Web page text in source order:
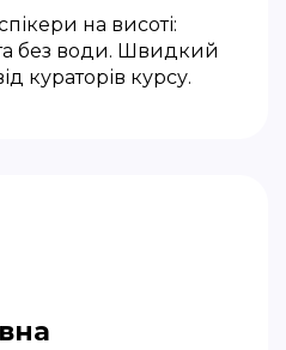
на висоті:
без води. Швидкий
кураторів курсу.